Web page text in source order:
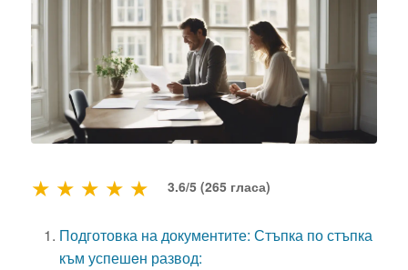
★
★
★
★
★ 3.6/5 (265 гласа)
Подготовка на документите: Стъпка по стъпка
към успешeн развод: